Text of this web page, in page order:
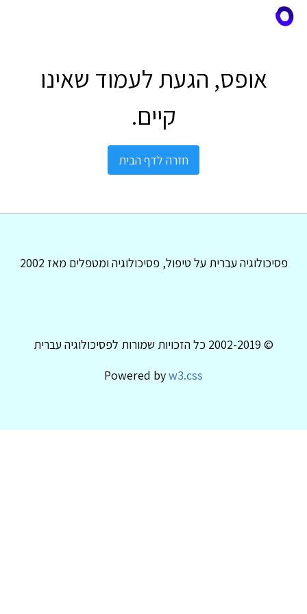
אופס, הגעת לעמוד שאינו
קיים.
חזרה לדף הבית
פסיכולוגיה עברית על טיפול, פסיכולוגיה ומטפלים מאז 2002
© 2002-2019 כל הזכויות שמורות לפסיכולוגיה עברית
Powered byw3.css